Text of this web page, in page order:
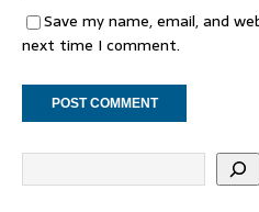
Save my name, email, and
next time I comment.